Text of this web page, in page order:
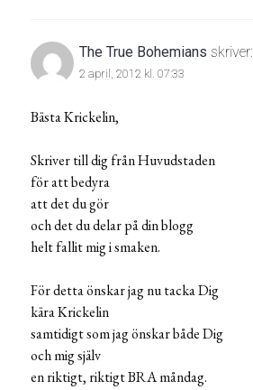
The True Bohemians skriver:
2 april, 2012 kl. 07:33
Bästa Krickelin,
Skriver till dig från Huvudstaden
för att bedyra
att det du gör
och det du delar på din blogg
helt fallit mig i smaken.
För detta önskar jag nu tacka Dig
kära Krickelin
samtidigt som jag önskar både Dig
och mig själv
en riktigt, riktigt BRA måndag.